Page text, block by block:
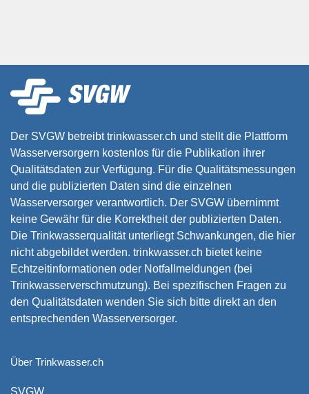
Der SVGW betreibt trinkwasser.ch und stellt die Plattform
Wasserversorgern kostenlos für die Publikation ihrer
Qualitätsdaten zur Verfügung. Für die Qualitätsmessungen
und die publizierten Daten sind die einzelnen
Wasserversorger verantwortlich. Der SVGW übernimmt
keine Gewähr für die Korrektheit der publizierten Daten.
Die Trinkwasserqualität unterliegt Schwankungen, die hier
nicht abgebildet werden. trinkwasser.ch bietet keine
Echtzeitinformationen oder Notfallmeldungen (bei
Trinkwasserverschmutzung). Bei spezifischen Fragen zu
den Qualitätsdaten wenden Sie sich bitte direkt an den
entsprechenden Wasserversorger.
Über Trinkwasser.ch